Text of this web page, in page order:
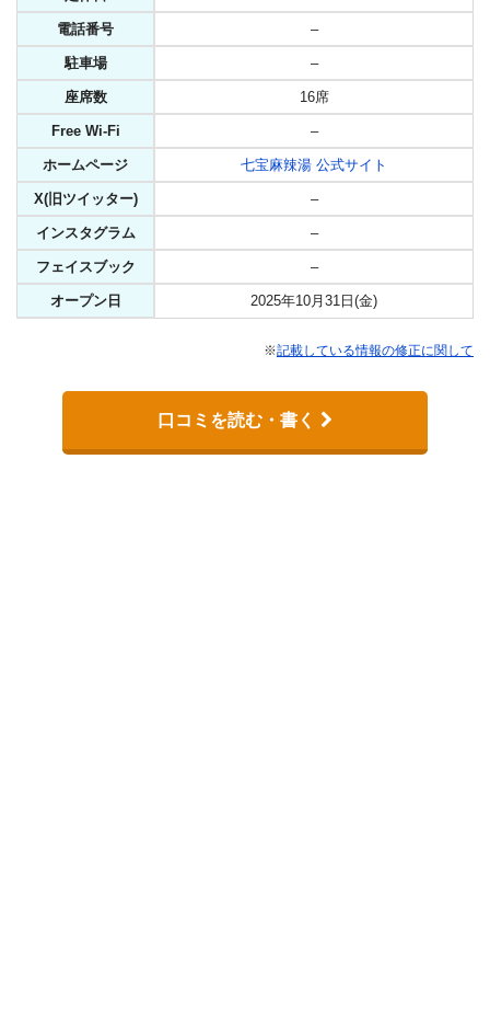
電話番号 –
駐車場 –
座席数 16席
Free Wi-Fi –
ホームページ 七宝麻辣湯 公式サイト
X(旧ツイッター) –
インスタグラム –
フェイスブック –
オープン日 2025年10月31日(金)
※記載している情報の修正に関して
口コミを読む・書く